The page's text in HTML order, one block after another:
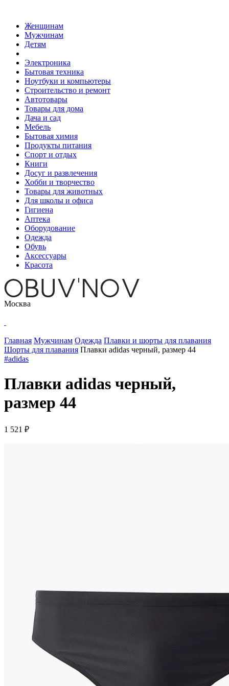
Женщинам
Мужчинам
Детям
Электроника
Бытовая техника
Ноутбуки и компьютеры
Строительство и ремонт
Автотовары
Товары для дома
Дача и сад
Мебель
Бытовая химия
Продукты питания
Спорт и отдых
Книги
Досуг и развлечения
Хобби и творчество
Товары для животных
Для школы и офиса
Гигиена
Аптека
Оборудование
Одежда
Обувь
Аксессуары
Красота
Москва
Главная Мужчинам Одежда Плавки и шорты для плавания
Шорты для плавания Плавки adidas черный, размер 44
#adidas
Плавки adidas черный,
размер 44
1 521 ₽